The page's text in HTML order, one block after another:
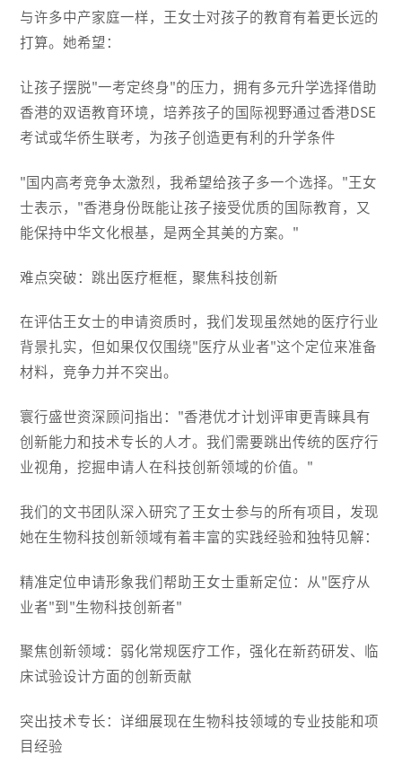
与许多中产家庭一样，王女士对孩子的教育有着更长远的
打算。她希望：
让孩子摆脱"一考定终身"的压力，拥有多元升学选择借助
香港的双语教育环境，培养孩子的国际视野通过香港DSE
考试或华侨生联考，为孩子创造更有利的升学条件
"国内高考竞争太激烈，我希望给孩子多一个选择。"王女
士表示，"香港身份既能让孩子接受优质的国际教育，又
能保持中华文化根基，是两全其美的方案。"
难点突破：跳出医疗框框，聚焦科技创新
在评估王女士的申请资质时，我们发现虽然她的医疗行业
背景扎实，但如果仅仅围绕"医疗从业者"这个定位来准备
材料，竞争力并不突出。
寰行盛世资深顾问指出："香港优才计划评审更青睐具有
创新能力和技术专长的人才。我们需要跳出传统的医疗行
业视角，挖掘申请人在科技创新领域的价值。"
我们的文书团队深入研究了王女士参与的所有项目，发现
她在生物科技创新领域有着丰富的实践经验和独特见解：
精准定位申请形象我们帮助王女士重新定位：从"医疗从
业者"到"生物科技创新者"
聚焦创新领域：弱化常规医疗工作，强化在新药研发、临
床试验设计方面的创新贡献
突出技术专长：详细展现在生物科技领域的专业技能和项
目经验